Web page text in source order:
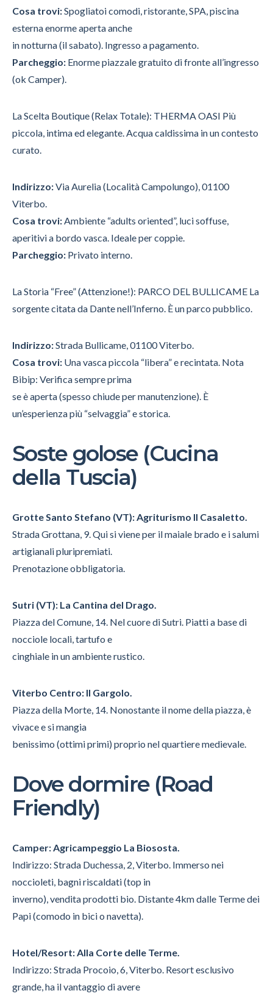
Cosa trovi:Spogliatoi comodi, ristorante, SPA, piscina
esterna enorme aperta anche
in notturna (il sabato). Ingresso a pagamento.
Parcheggio: Enorme piazzale gratuito di fronte all’ingresso
(ok Camper).
La Scelta Boutique (Relax Totale): THERMA OASI Più
piccola, intima ed elegante. Acqua caldissima in un contesto
curato.
Indirizzo:Via Aurelia (Località Campolungo), 01100
Viterbo.
Cosa trovi:Ambiente “adults oriented”, luci soffuse,
aperitivi a bordo vasca. Ideale per coppie.
Parcheggio: Privato interno.
La Storia “Free” (Attenzione!): PARCO DEL BULLICAME La
sorgente citata da Dante nell’Inferno. È un parco pubblico.
Indirizzo:Strada Bullicame, 01100 Viterbo.
Cosa trovi: Una vasca piccola “libera” e recintata. Nota
Bibip: Verifica sempre prima
se è aperta (spesso chiude per manutenzione). È
un’esperienza più “selvaggia” e storica.
Soste golose (Cucina
della Tuscia)
Grotte Santo Stefano (VT): Agriturismo Il Casaletto.
Strada Grottana, 9. Qui si viene per il maiale brado e i salumi
artigianali pluripremiati.
Prenotazione obbligatoria.
Sutri (VT): La Cantina del Drago.
Piazza del Comune, 14. Nel cuore di Sutri. Piatti a base di
nocciole locali, tartufo e
cinghiale in un ambiente rustico.
Viterbo Centro: Il Gargolo.
Piazza della Morte, 14. Nonostante il nome della piazza, è
vivace e si mangia
benissimo (ottimi primi) proprio nel quartiere medievale.
Dove dormire (Road
Friendly)
Camper: Agricampeggio La Biososta.
Indirizzo: Strada Duchessa, 2, Viterbo. Immerso nei
noccioleti, bagni riscaldati (top in
inverno), vendita prodotti bio. Distante 4km dalle Terme dei
Papi (comodo in bici o navetta).
Hotel/Resort: Alla Corte delle Terme.
Indirizzo: Strada Procoio, 6, Viterbo. Resort esclusivo
grande, ha il vantaggio di avere